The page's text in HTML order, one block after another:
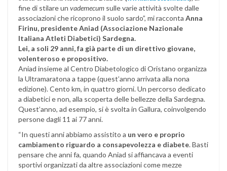
fine di stilare un vademecum sulle varie attività svolte dalle
associazioni che ricoprono il suolo sardo”, mi racconta Anna
Firinu, presidente Aniad (Associazione Nazionale
Italiana Atleti Diabetici) Sardegna.
Lei, a soli 29 anni, fa già parte di un direttivo giovane,
volenteroso e propositivo.
Aniad insieme al Centro Diabetologico di Oristano organizza
la Ultramaratona a tappe (quest’anno arrivata alla nona
edizione). Cento km, in quattro giorni. Un percorso dedicato
a diabetici e non, alla scoperta delle bellezze della Sardegna.
Quest’anno, ad esempio, si è svolta in Gallura, coinvolgendo
persone dagli 11 ai 77 anni.
“In questi anni abbiamo assistito a un vero e proprio
cambiamento riguardo a consapevolezza e diabete. Basti
pensare che anni fa, quando Aniad si affiancava a eventi
sportivi organizzati da altre associazioni come mezze